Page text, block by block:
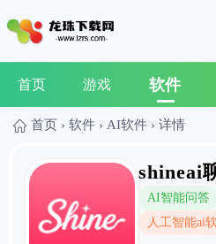
首页 游戏 软件
首页 › 软件 › AI软件 › 详情
shineai
AI智能问答
人工智能ai